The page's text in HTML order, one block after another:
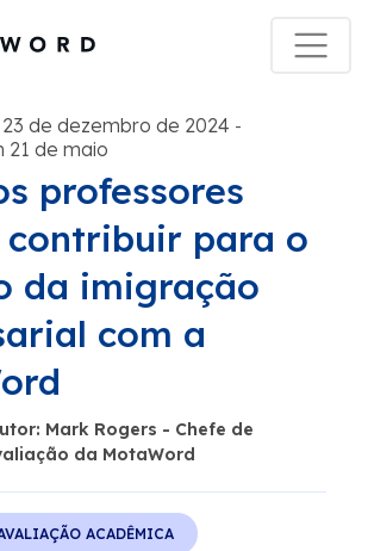
de dezembro de 2024 -
21 de maio
professores
contribuir para o
da imigração
com a
Mark Rogers - Chefe de
da MotaWord
ACADÊMICA